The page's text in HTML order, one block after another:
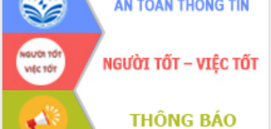
Gỡ khó, khởi công xây dựng, sửa chữa
toàn bộ nhà ở cho hộ dân đúng tiến độ
đề ra
UBND tỉnh Đắk Lắk tổng kết công tác
quốc phòng, quân sự địa phương năm
2025
Tập trung triển khai quyết liệt, đồng bộ
các giải pháp nhằm thực hiện hiệu quả
các nhiệm vụ đề ra năm 2025
Phát huy vai trò của người có uy tín